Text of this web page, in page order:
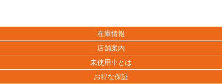
在庫情報
店舗案内
未使用車とは
お得な保証